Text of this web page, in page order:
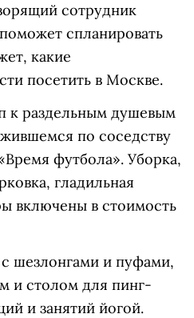
сотрудник
спланировать
какие
посетить в Москве.
к раздельным душевым
по соседству
футбола». Уборка,
гладильная
включены в стоимость
шезлонгами и пуфами,
и столом для пинг-
и занятий йогой.